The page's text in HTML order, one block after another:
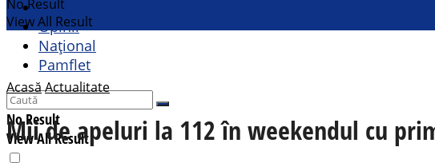
Cultural
Opinii
Național
Pamflet
No Result
View All Result
No Result
View All Result
AcasăActualitate
Mii de apeluri la 112 în weekendul cu